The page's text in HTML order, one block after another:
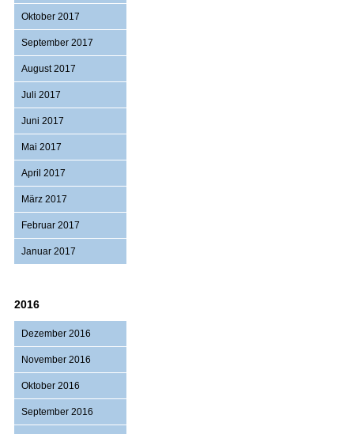
Oktober 2017
September 2017
August 2017
Juli 2017
Juni 2017
Mai 2017
April 2017
März 2017
Februar 2017
Januar 2017
2016
Dezember 2016
November 2016
Oktober 2016
September 2016